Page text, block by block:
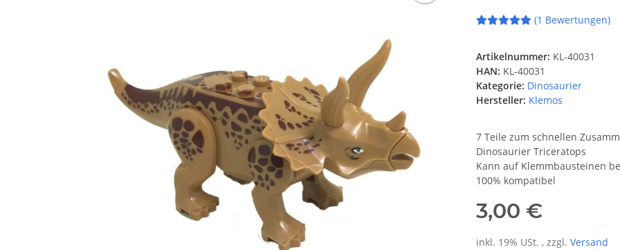
(1 Bewertungen)
Artikelnummer: KL-40031
HAN: KL-40031
Kategorie: Dinosaurier
Hersteller: Klemos
7 Teile zum schnellen
Dinosaurier Triceratops
Kann auf Klemmbausteinen
100% kompatibel
3,00 €
inkl. 19% USt. , zzgl. Versand